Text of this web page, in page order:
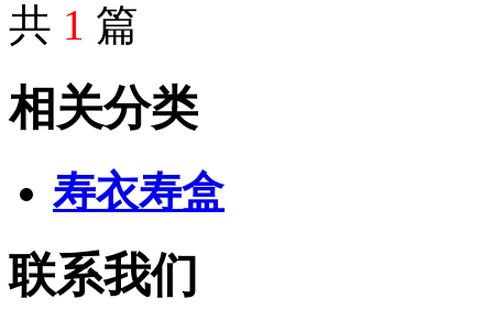
共 1 篇
相关分类
寿衣寿盒
联系我们